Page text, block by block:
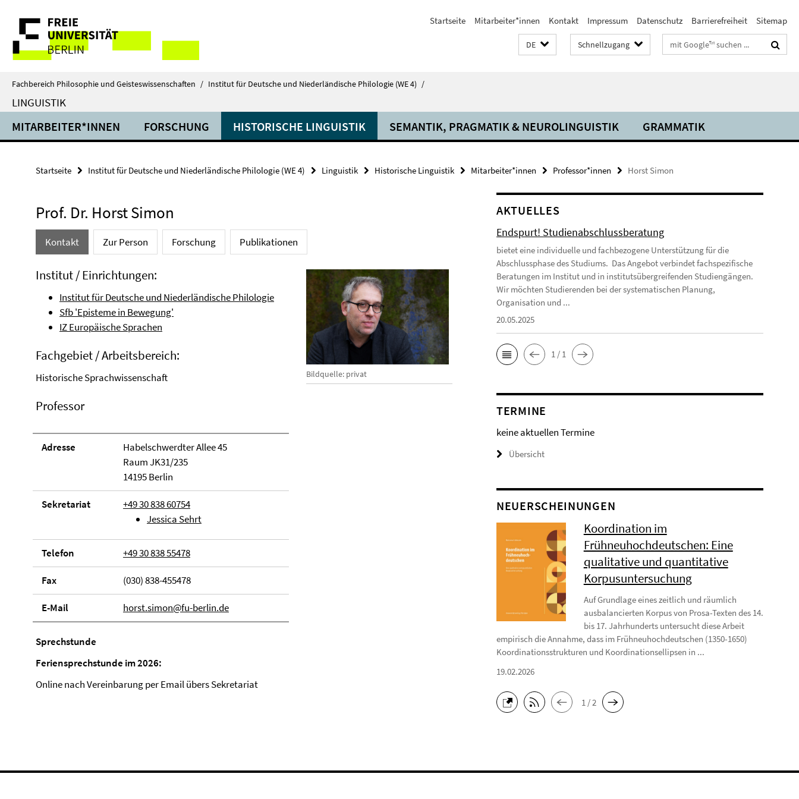
direkt
Inhalt
Service-
Navigation
Startseite Mitarbeiter*innen Kontakt Impressum Datenschutz Barrierefreiheit Sitemap
DE Schnellzugang Suchbegriffe
Fachbereich Philosophie und Geisteswissenschaften / Institut für Deutsche und Niederländische Philologie (WE 4) /
LINGUISTIK
MITARBEITER*INNEN FORSCHUNG HISTORISCHE LINGUISTIK SEMANTIK, PRAGMATIK & NEUROLINGUISTIK GRAMMATIK
Startseite Institut für Deutsche und Niederländische Philologie (WE 4) Linguistik Historische Linguistik Mitarbeiter*innen Professor*innen Horst Simon
Prof. Dr. Horst Simon
Kontakt Zur Person Forschung Publikationen
Bildquelle: privat
Institut / Einrichtungen:
Institut für Deutsche und Niederländische Philologie
Sfb 'Episteme in Bewegung'
IZ Europäische Sprachen
Fachgebiet / Arbeitsbereich:
Historische Sprachwissenschaft
Professor
Adresse
Habelschwerdter Allee 45
Raum JK31/235
14195 Berlin
Sekretariat
+49 30 838 60754
Jessica Sehrt
Telefon +49 30 838 55478
Fax (030) 838-455478
E-Mail horst.simon@fu-berlin.de
Sprechstunde
Feriensprechstunde im 2026:
Online nach Vereinbarung per Email übers Sekretariat
AKTUELLES
Endspurt! Studienabschlussberatung
bietet eine individuelle und fachbezogene Unterstützung für die
Abschlussphase des Studiums. Das Angebot verbindet fachspezifische
Beratungen im Institut und in institutsübergreifenden Studiengängen.
Wir möchten Studierenden bei der systematischen Planung,
Organisation und ...
20.05.2025
1 / 1
TERMINE
keine aktuellen Termine
Übersicht
NEUERSCHEINUNGEN
Koordination im
Frühneuhochdeutschen: Eine
qualitative und quantitative
Korpusuntersuchung
Auf Grundlage eines zeitlich und räumlich
ausbalancierten Korpus von Prosa-Texten des 14.
bis 17. Jahrhunderts untersucht diese Arbeit
empirisch die Annahme, dass im Frühneuhochdeutschen (1350-1650)
Koordinationsstrukturen und Koordinationsellipsen in ...
19.02.2026
1 / 2